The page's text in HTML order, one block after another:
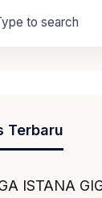
Terbaru
ISTANA